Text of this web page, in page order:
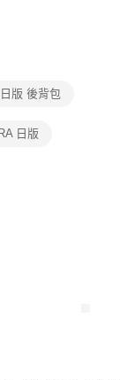
為準，若有關於
「AFTEE先享後付
home
付」服務完成之交
意方可使用
狀況，依本公司即
日版 後背包
日版